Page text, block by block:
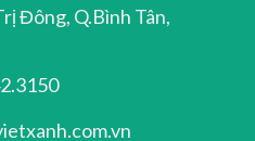
Đông, Q.Bình Tân,